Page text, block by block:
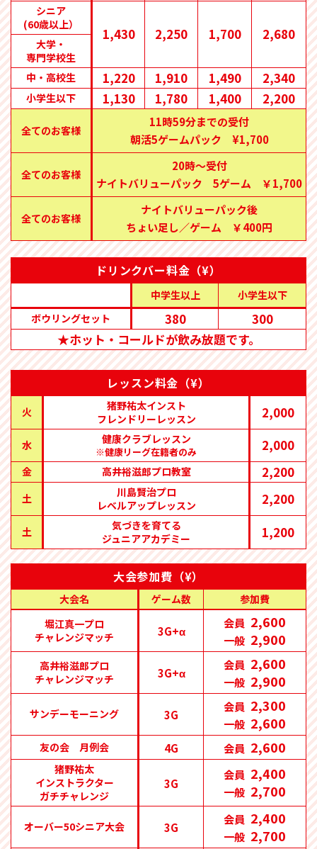
シニア
(60歳以上）
1,430 2,250 1,700 2,680
大学・
専門学校生
中・高校生
1,220 1,910 1,490 2,340
小学生以下 1,130 1,780 1,400 2,200
全てのお客様
11時59分までの受付
朝活5ゲームパック ¥1,700
全てのお客様
20時〜受付
ナイトバリューパック 5ゲーム ￥1,700
全てのお客様
ナイトバリューパック後
ちょい足し／ゲーム ￥400円
ドリンクバー料金（¥）
中学生以上
小学生以下
ボウリングセット
380
300
★ホット・コールドが飲み放題です。
レッスン料金（¥）
火
猪野祐太インスト
フレンドリーレッスン
2,000
水 健康クラブレッスン
※健康リーグ在籍者のみ 2,000
金 高井裕滋郎プロ教室 2,200
土
川島賢治プロ
レベルアップレッスン
2,200
土
気づきを育てる
ジュニアアカデミー
1,200
大会参加費（¥）
大会名 ゲーム数
参加費
堀江真一プロ
チャレンジマッチ
3G+α
会員 2,600
一般 2,900
高井裕滋郎プロ
チャレンジマッチ
3G+α
会員 2,600
一般 2,900
サンデーモーニング 3G
会員 2,300
一般 2,600
友の会 月例会 4G 会員 2,600
猪野祐太
インストラクター
ガチチャレンジ
3G
会員 2,400
一般 2,700
オーバー50シニア大会 3G
会員 2,400
一般 2,700